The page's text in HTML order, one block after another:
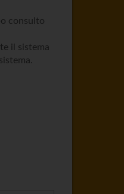
consulto
il sistema